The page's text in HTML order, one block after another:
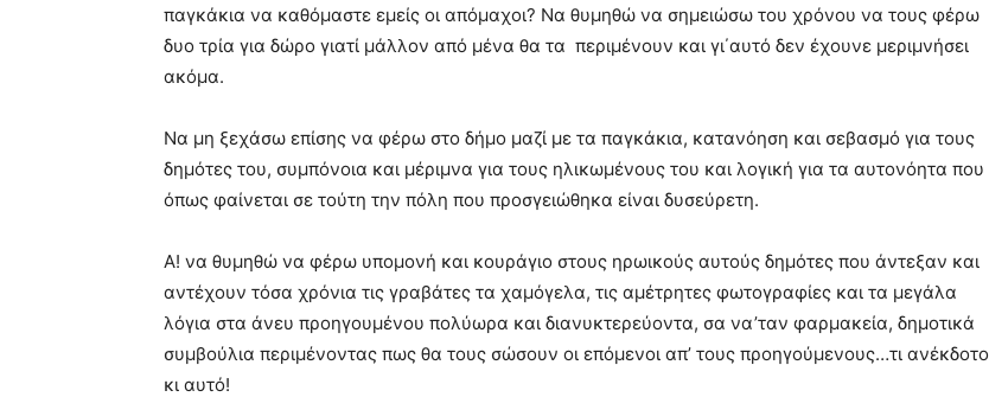
παγκάκια να καθόμαστε εμείς οι απόμαχοι? Να θυμηθώ να σημειώσω του χρόνου να τους φέρω
δυο τρία για δώρο γιατί μάλλον από μένα θα τα περιμένουν και γι΄αυτό δεν έχουνε μεριμνήσει
ακόμα.
Να μη ξεχάσω επίσης να φέρω στο δήμο μαζί με τα παγκάκια, κατανόηση και σεβασμό για τους
δημότες του, συμπόνοια και μέριμνα για τους ηλικωμένους του και λογική για τα αυτονόητα που
όπως φαίνεται σε τούτη την πόλη που προσγειώθηκα είναι δυσεύρετη.
Α! να θυμηθώ να φέρω υπομονή και κουράγιο στους ηρωικούς αυτούς δημότες που άντεξαν και
αντέχουν τόσα χρόνια τις γραβάτες τα χαμόγελα, τις αμέτρητες φωτογραφίες και τα μεγάλα
λόγια στα άνευ προηγουμένου πολύωρα και διανυκτερεύοντα, σα να’ταν φαρμακεία, δημοτικά
συμβούλια περιμένοντας πως θα τους σώσουν οι επόμενοι απ’ τους προηγούμενους…τι ανέκδοτο
κι αυτό!